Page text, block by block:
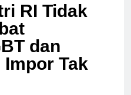
RI Tidak
dan
Tak